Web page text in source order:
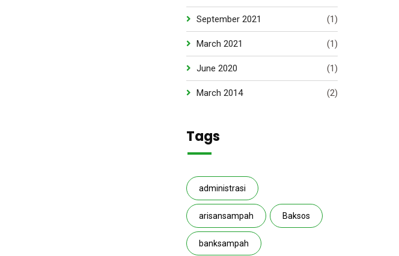
September 2021 (1)
March 2021 (1)
June 2020 (1)
March 2014 (2)
Tags
administrasi
arisansampah Baksos
banksampah